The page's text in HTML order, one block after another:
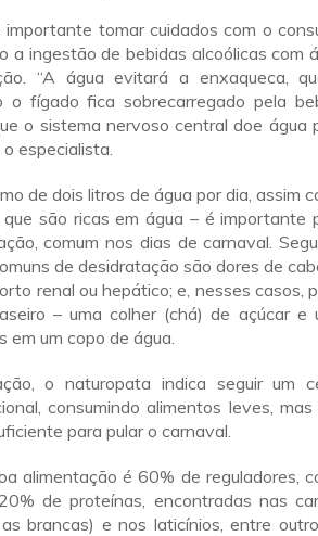
importante tomar cuidados com o
a ingestão de bebidas alcoólicas com
“A água evitará a enxaqueca,
o fígado fica sobrecarregado pela
o sistema nervoso central doe água
o especialista.
de dois litros de água por dia, assim
são ricas em água – é importante
comum nos dias de carnaval.
de desidratação são dores de
renal ou hepático; e, nesses casos,
– uma colher (chá) de açúcar e
em um copo de água.
o naturopata indica seguir um
consumindo alimentos leves, mas
para pular o carnaval.
alimentação é 60% de reguladores,
de proteínas, encontradas nas
brancas) e nos laticínios, entre